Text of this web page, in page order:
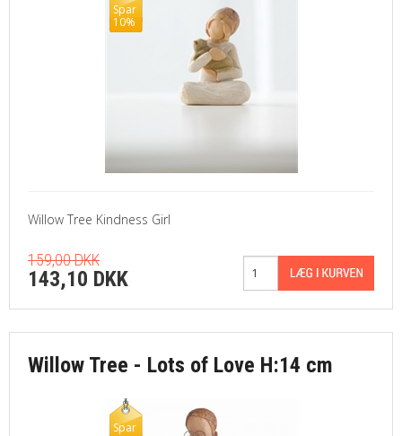
Spar
10%
Willow Tree Kindness Girl
159,00 DKK
143,10 DKK
Willow Tree - Lots of Love H:14 cm
Spar